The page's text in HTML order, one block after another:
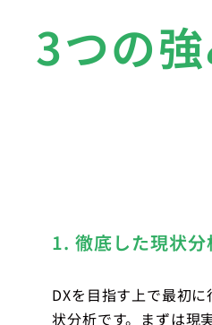
3つの
1. 徹底した現状分
DXを目指す上で最初
状分析です。まずは現